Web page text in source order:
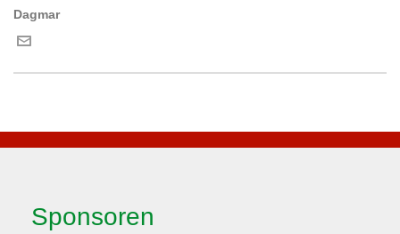
Dagmar
Sponsoren